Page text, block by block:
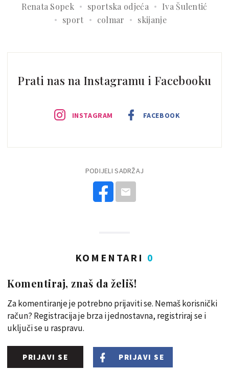
Renata Sopek sportska odjeća
Iva Šulentić
sport
colmar skijanje
Prati nas na Instagramu i Facebooku
INSTAGRAM FACEBOOK
PODIJELI SADRŽAJ
KOMENTARI 0
Komentiraj, znaš da želiš!
Za komentiranje je potrebno prijaviti se. Nemaš korisnički
račun? Registracija je brza i jednostavna, registriraj se i
uključi se u raspravu.
PRIJAVI SE PRIJAVI SE